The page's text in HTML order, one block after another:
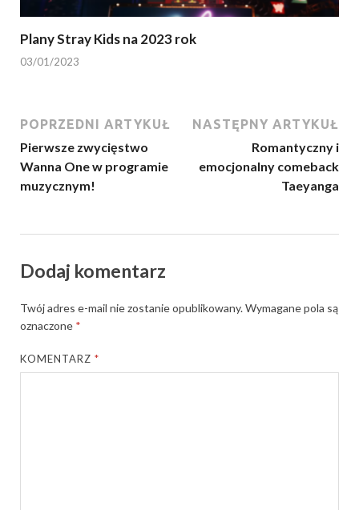
Plany Stray Kids na 2023 rok
03/01/2023
POPRZEDNI ARTYKUŁ
Pierwsze zwycięstwo
Wanna One w programie
muzycznym!
NASTĘPNY ARTYKUŁ
Romantyczny i
emocjonalny comeback
Taeyanga
Dodaj komentarz
Twój adres e-mail nie zostanie opublikowany.Wymagane pola są
oznaczone *
KOMENTARZ*